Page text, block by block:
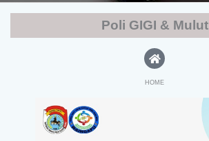
Poli GIGI & Mulut
HOME